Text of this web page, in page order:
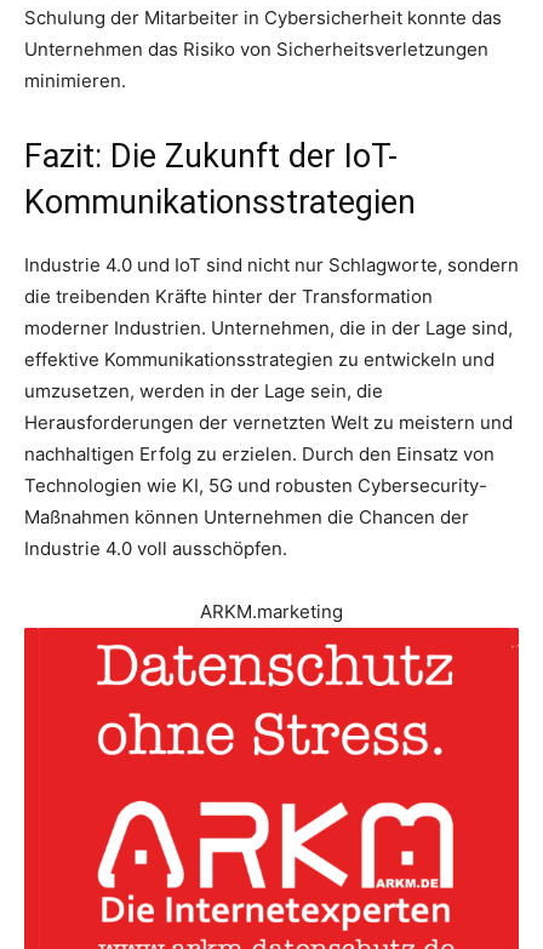
Schulung der Mitarbeiter in Cybersicherheit konnte das
Unternehmen das Risiko von Sicherheitsverletzungen
minimieren.
Fazit: Die Zukunft der IoT-
Kommunikationsstrategien
Industrie 4.0 und IoT sind nicht nur Schlagworte, sondern
die treibenden Kräfte hinter der Transformation
moderner Industrien. Unternehmen, die in der Lage sind,
effektive Kommunikationsstrategien zu entwickeln und
umzusetzen, werden in der Lage sein, die
Herausforderungen der vernetzten Welt zu meistern und
nachhaltigen Erfolg zu erzielen. Durch den Einsatz von
Technologien wie KI, 5G und robusten Cybersecurity-
Maßnahmen können Unternehmen die Chancen der
Industrie 4.0 voll ausschöpfen.
ARKM.marketing